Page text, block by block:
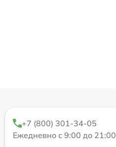
+7 (800) 301-34-05
Ежедневно с 9:00 до 21:00